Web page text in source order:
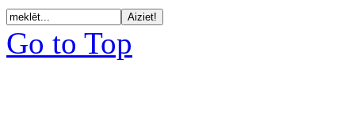
Go to Top